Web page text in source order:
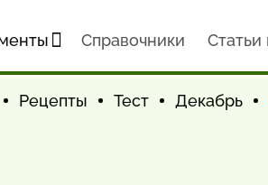
Cправочники Статьи
Рецепты Тест Декабрь